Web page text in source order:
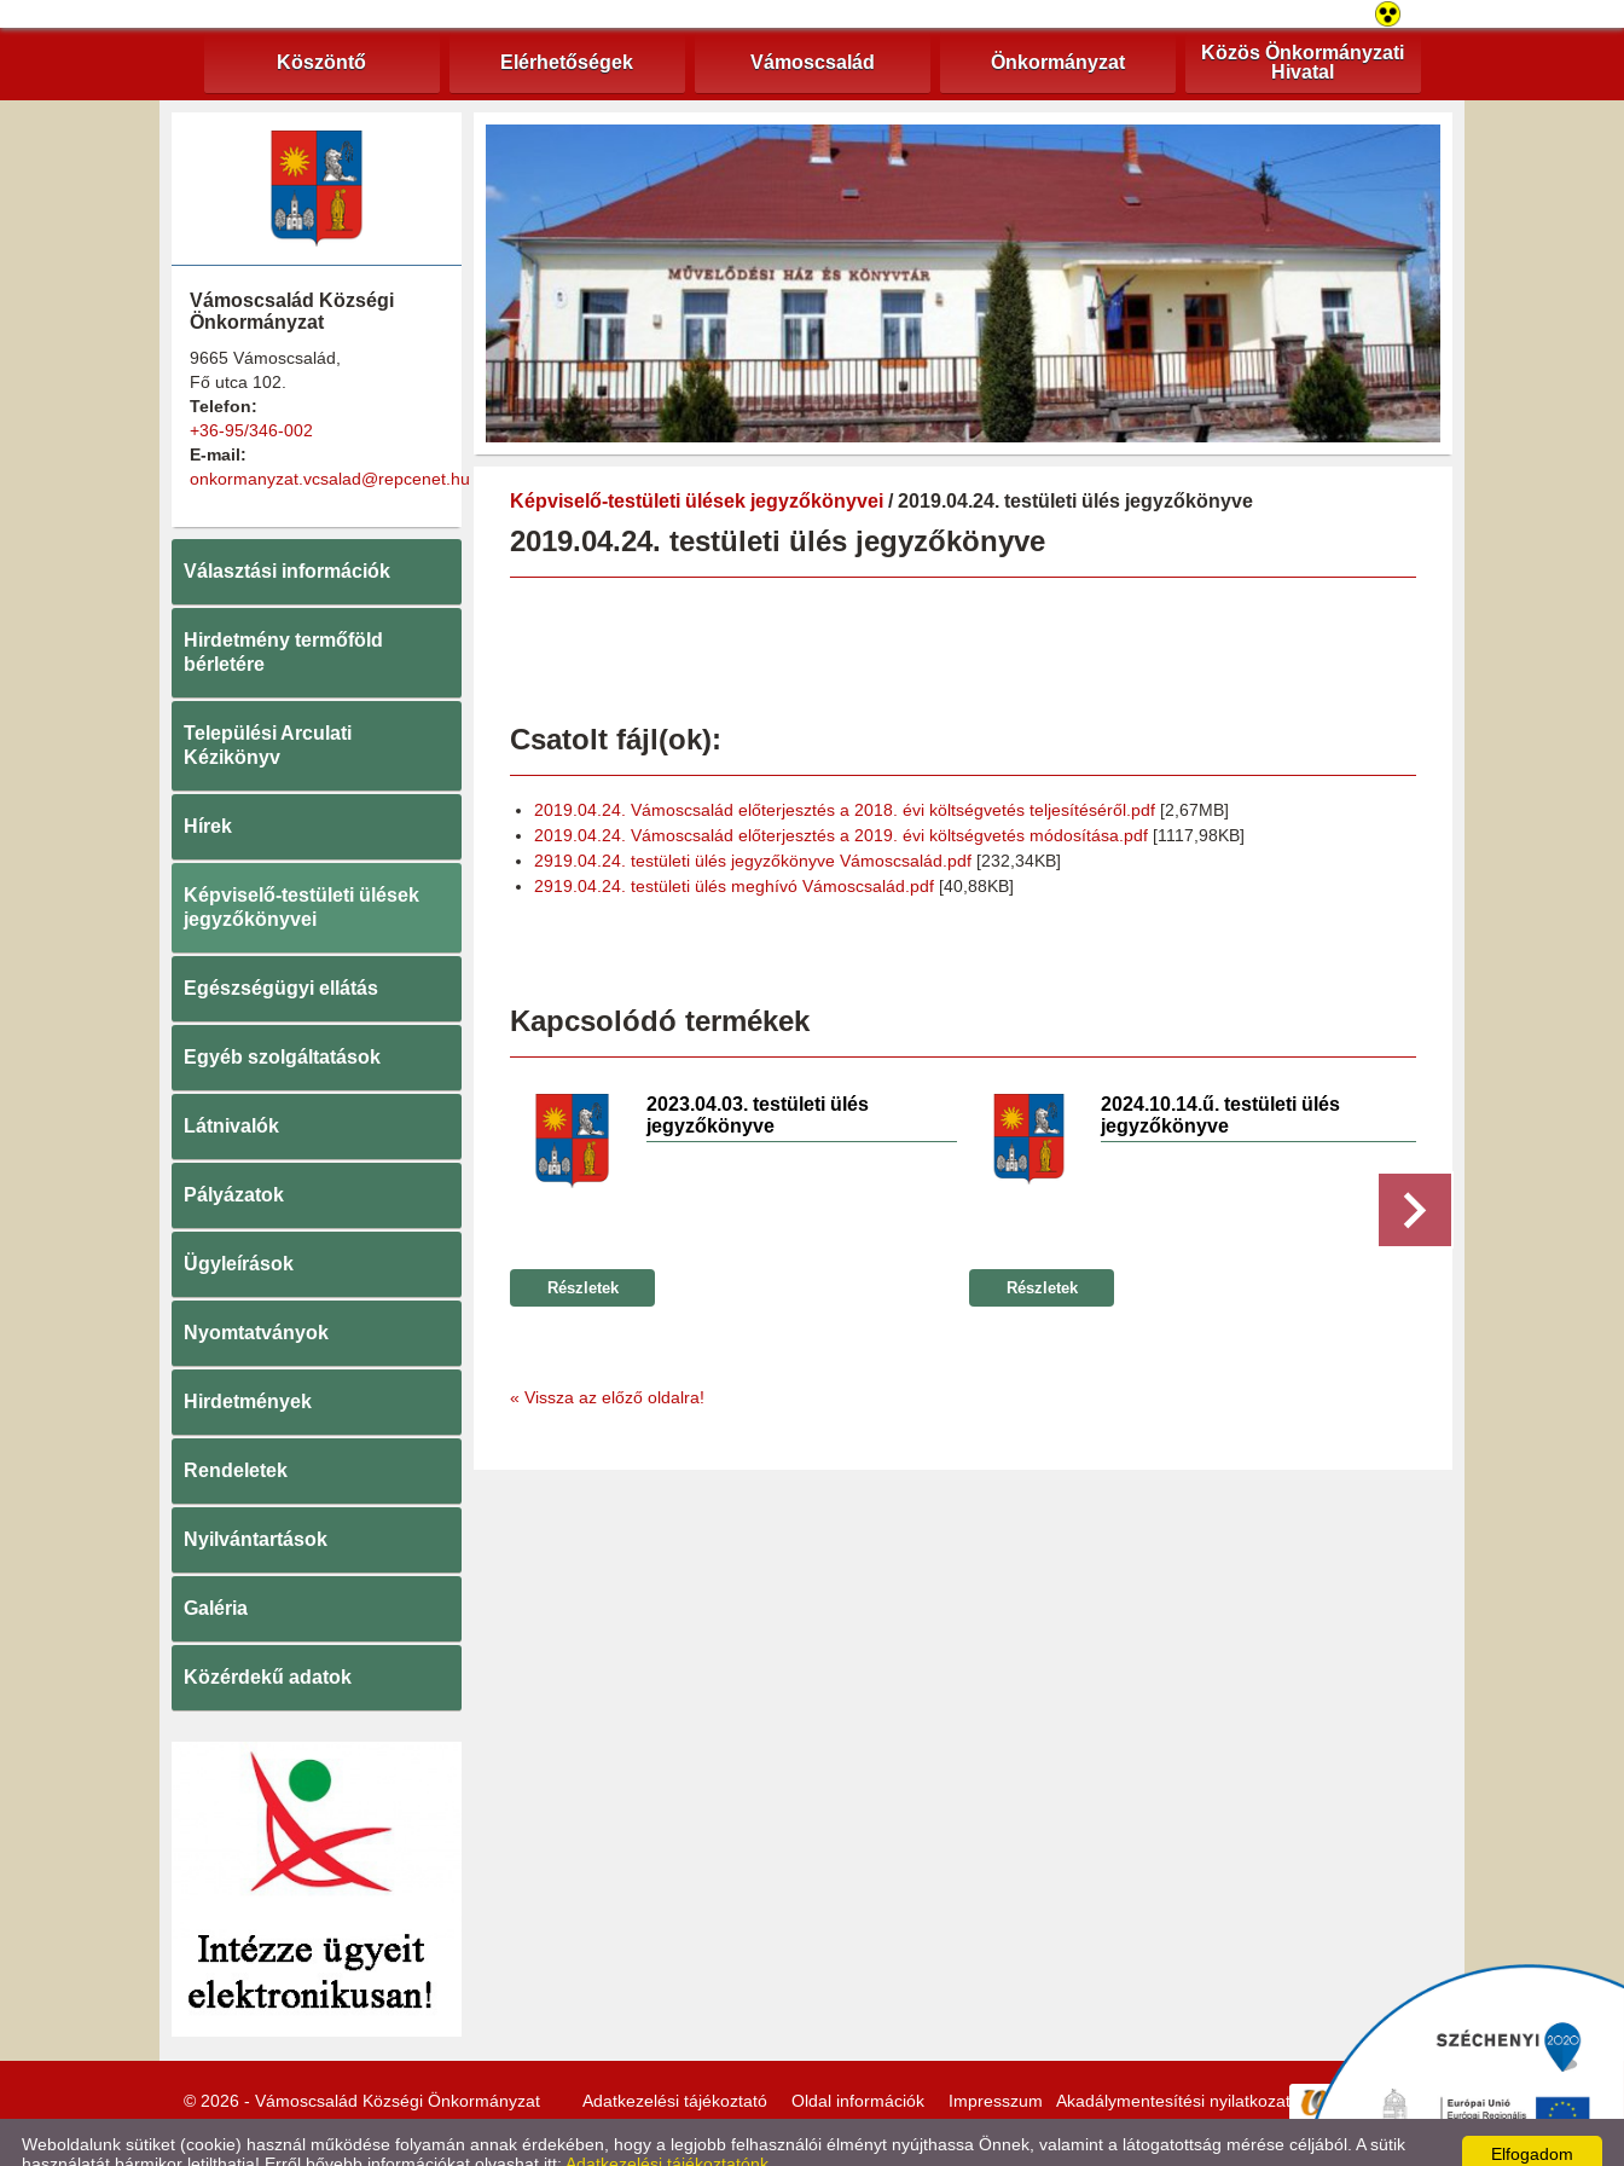
Köszöntő Elérhetőségek Vámoscsalád Önkormányzat
Közös Önkormányzati
Hivatal
Vámoscsalád Községi
Önkormányzat
9665 Vámoscsalád,
Fő utca 102.
Telefon:
+36-95/346-002
E-mail:
onkormanyzat.vcsalad@repcenet.hu
Választási információk
Hirdetmény termőföld
bérletére
Települési Arculati
Kézikönyv
Hírek
Képviselő-testületi ülések
jegyzőkönyvei
Egészségügyi ellátás
Egyéb szolgáltatások
Látnivalók
Pályázatok
Ügyleírások
Nyomtatványok
Hirdetmények
Rendeletek
Nyilvántartások
Galéria
Közérdekű adatok
Képviselő-testületi ülések jegyzőkönyvei / 2019.04.24. testületi ülés jegyzőkönyve
2019.04.24. testületi ülés jegyzőkönyve
Csatolt fájl(ok):
2019.04.24. Vámoscsalád előterjesztés a 2018. évi költségvetés teljesítéséről.pdf [2,67MB]
2019.04.24. Vámoscsalád előterjesztés a 2019. évi költségvetés módosítása.pdf [1117,98KB]
2919.04.24. testületi ülés jegyzőkönyve Vámoscsalád.pdf [232,34KB]
2919.04.24. testületi ülés meghívó Vámoscsalád.pdf [40,88KB]
Kapcsolódó termékek
2023.04.03. testületi ülés
jegyzőkönyve
Részletek
2024.10.14.ű. testületi ülés
jegyzőkönyve
Részletek
« Vissza az előző oldalra!
© 2026 - Vámoscsalád Községi Önkormányzat Adatkezelési tájékoztató Oldal információk Impresszum Akadálymentesítési nyilatkozat
Elfogadom
Weboldalunk sütiket (cookie) használ működése folyamán annak érdekében, hogy a legjobb felhasználói élményt nyújthassa Önnek, valamint a látogatottság mérése céljából. A sütik